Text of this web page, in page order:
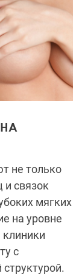
не только
связок
мягких
на уровне
с